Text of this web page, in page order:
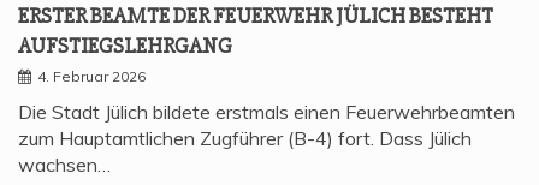
ERS­TER BEAM­TE DER FEU­ER­WEHR JÜLICH BESTEHT
AUFSTIEGSLEHRGANG
4. Februar 2026
Die Stadt Jülich bildete erstmals einen Feuerwehrbeamten
zum Hauptamtlichen Zugführer (B-4) fort. Dass Jülich
wachsen…